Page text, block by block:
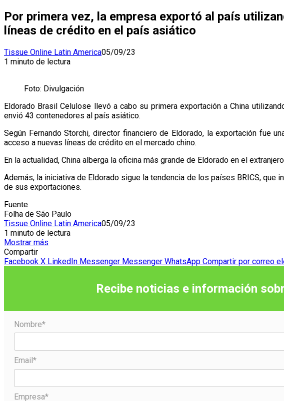
Por primera vez, la empresa exportó al país
líneas de crédito en el país asiático
Tissue Online Latin America05/09/23
1 minuto de lectura
Foto: Divulgación
Eldorado Brasil Celulose llevó a cabo su primera exportación a China
envió 43 contenedores al país asiático.
Según Fernando Storchi, director financiero de Eldorado, la exportación fue
acceso a nuevas líneas de crédito en el mercado chino.
En la actualidad, China alberga la oficina más grande de Eldorado en el
Además, la iniciativa de Eldorado sigue la tendencia de los países BRICS,
de sus exportaciones.
Fuente
Folha de São Paulo
Tissue Online Latin America05/09/23
1 minuto de lectura
Mostrar más
Compartir
Facebook X LinkedIn Messenger Messenger WhatsApp Compartir por correo
Recibe noticias e información
Nombre*
Email*
Empresa*